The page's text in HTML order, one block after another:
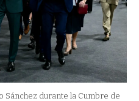
durante la Cumbre de